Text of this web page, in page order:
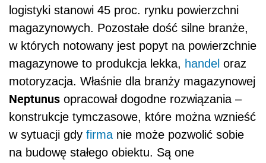
logistyki stanowi 45 proc. rynku powierzchni
magazynowych. Pozostałe dość silne branże,
w których notowany jest popyt na powierzchnie
magazynowe to produkcja lekka, handel oraz
motoryzacja. Właśnie dla branży magazynowej
Neptunus opracował dogodne rozwiązania –
konstrukcje tymczasowe, które można wznieść
w sytuacji gdy firma nie może pozwolić sobie
na budowę stałego obiektu. Są one